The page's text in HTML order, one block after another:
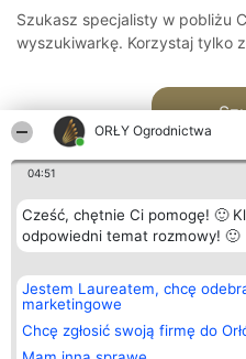
ORŁY Ogrodnictwa
04:51
Cześć, chętnie Ci pomogę! 🙂
odpowiedni temat rozmowy! 🙂
Jestem Laureatem, chcę
marketingowe
Chcę zgłosić swoją firmę do
Szukasz specjalisty w pobliżu
wyszukiwarkę. Korzystaj tylko
Organizator plebiscytu
Bright Side Solutions sp. z o.
o. sp. k.
ul. Ruska 22
Wrocław 50-079
KRS 0000749100 | Regon